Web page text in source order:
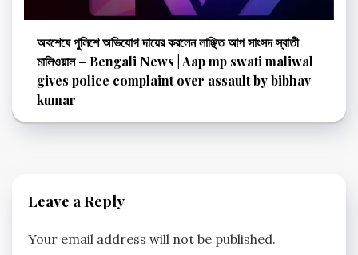
অবশেষে পুলিশে অভিযোগ দায়ের করলেন লাঞ্ছিত আপ সাংসদ স্বাতী
মালিওয়াল – Bengali News | Aap mp swati maliwal
gives police complaint over assault by bibhav
kumar
Leave a Reply
Your email address will not be published.